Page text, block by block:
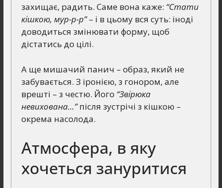
захищає, радить. Саме вона каже: “Стати
кішкою, мур-р-р”– і в цьому вся суть: іноді
доводиться змінювати форму, щоб
дістатись до цілі.
А ще мишачий панич – образ, який не
забувається. З іронією, з гонором, але
врешті – з честю. Його “Звірюка
невихована…”після зустрічі з кішкою –
окрема насолода.
Атмосфера, в яку
хочеться зануритися